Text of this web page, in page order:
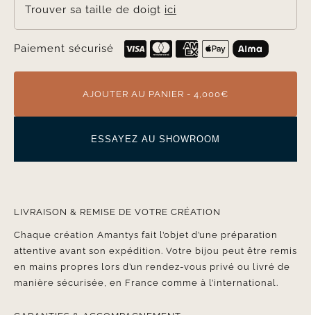
Trouver sa taille de doigt ici
Paiement sécurisé
AJOUTER AU PANIER - 4,000€
ESSAYEZ AU SHOWROOM
LIVRAISON & REMISE DE VOTRE CRÉATION
Chaque création Amantys fait l’objet d’une préparation
attentive avant son expédition. Votre bijou peut être remis
en mains propres lors d’un rendez-vous privé ou livré de
manière sécurisée, en France comme à l’international.